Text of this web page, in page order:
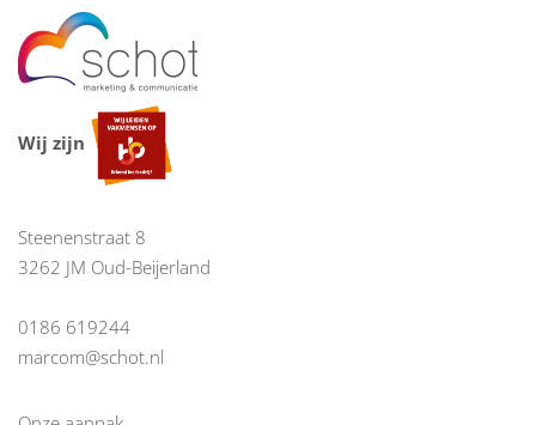
Wij zijn
Steenenstraat 8
3262 JM Oud-Beijerland
0186 619244
marcom@schot.nl